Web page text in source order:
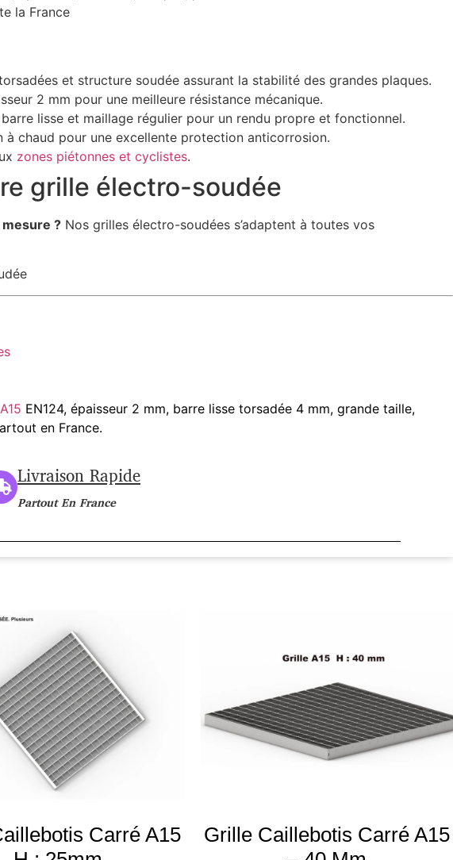
la France
et structure soudée assurant la stabilité des grandes plaques.
2 mm pour une meilleure résistance mécanique.
barre lisse et maillage régulier pour un rendu propre et fonctionnel.
à chaud pour une excellente protection anticorrosion.
zones piétonnes et cyclistes.
grille électro-soudée
mesure ?Nos grilles électro-soudées s’adaptent à toutes vos
EN124, épaisseur 2 mm, barre lisse torsadée 4 mm, grande taille,
en France.
Livraison Rapide
Partout En France
Carré A15
Grille Caillebotis Carré A15